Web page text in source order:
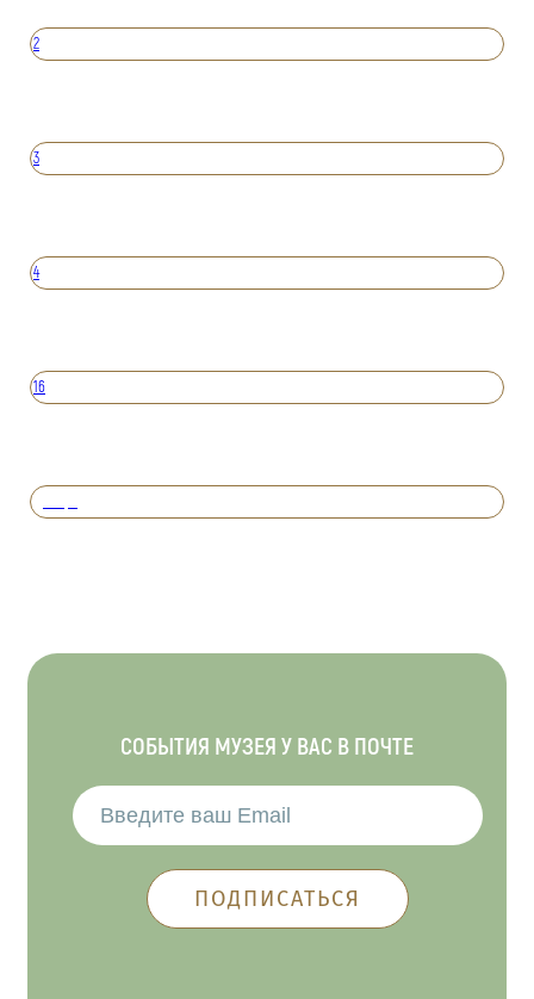
2
3
4
16
СОБЫТИЯ МУЗЕЯ У ВАС В ПОЧТЕ